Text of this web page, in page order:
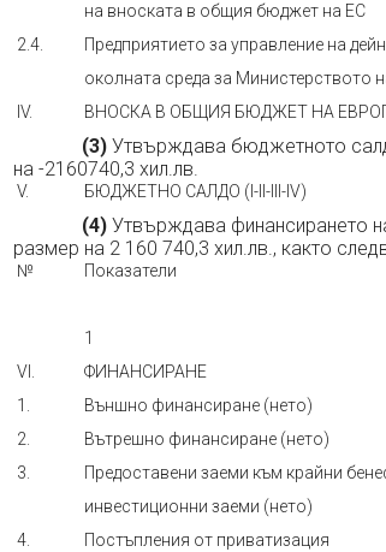
на вноската в общия бюджет на ЕС
2.4.
Предприятието за управление на
околната среда за Министерството
IV.
ВНОСКА В ОБЩИЯ БЮДЖЕТ НА
(3)Утвърждава бюджетното
на -2160740,3 хил.лв.
V. БЮДЖЕТНО САЛДО (І-ІІ-ІІІ-IV)
(4)Утвърждава финансирането
размер на 2 160 740,3 хил.лв., както
№ Показатели
1
VІ.
ФИНАНСИРАНЕ
1.
Външно финансиране (нето)
2.
Вътрешно финансиране (нето)
3.
Предоставени заеми към крайни
инвестиционни заеми (нето)
4.
Постъпления от приватизация